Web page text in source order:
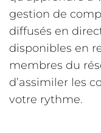
gestion de
diffusés en
disponibles en
membres du
d’assimiler les
votre rythme.